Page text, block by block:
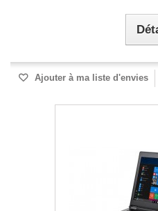
Ajouter à ma liste d'envies